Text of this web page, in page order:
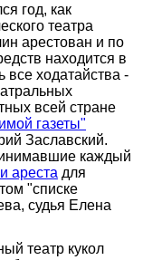
год, как
театра
арестован и по
находится в
ходатайства -
всей стране
газеты"
Заславский.
каждый
ареста для
"списке
судья Елена
театр кукол